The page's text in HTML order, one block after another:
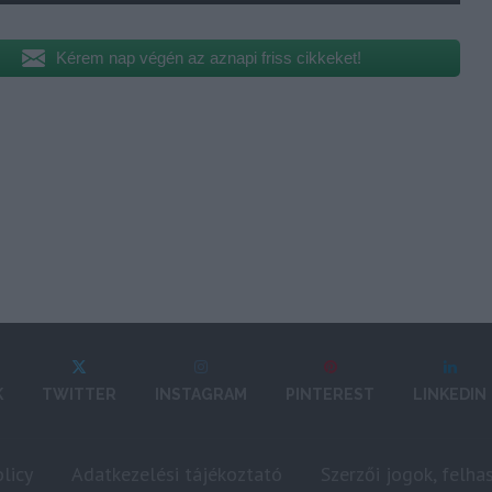
Kérem nap végén az aznapi friss cikkeket!